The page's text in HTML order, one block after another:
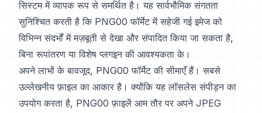
सिस्टम में व्यापक रूप से समर्थित है। यह सार्वभौमिक संगतता
सुनिश्चित करती है कि PNG00 फॉर्मेट में सहेजी गई इमेज को
विभिन्न संदर्भों में मज़बूती से देखा और संपादित किया जा सकता है,
बिना रूपांतरण या विशेष प्लगइन की आवश्यकता के।
अपने लाभों के बावजूद, PNG00 फॉर्मेट की सीमाएँ हैं। सबसे
उल्लेखनीय फ़ाइल का आकार है। क्योंकि यह लॉसलेस संपीड़न का
उपयोग करता है, PNG00 फ़ाइलें आम तौर पर अपने JPEG